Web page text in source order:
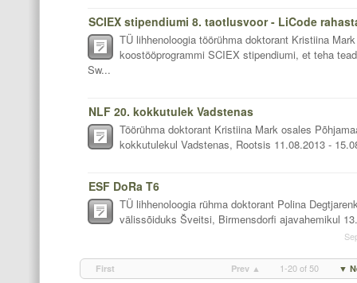
SCIEX stipendiumi 8. taotlusvoor - LiCode
TÜ lihhenoloogia töörühma doktorant Kristiina
koostööprogrammi SCIEX stipendiumi, et teha
Sw...
NLF 20. kokkutulek Vadstenas
Töörühma doktorant Kristiina Mark osales
kokkutulekul Vadstenas, Rootsis 11.08.2013 -
ESF DoRa T6
TÜ lihhenoloogia rühma doktorant Polina
välissõiduks Šveitsi, Birmensdorfi ajavahemikul
First Prev ▲ 1-20 of 50 ▼